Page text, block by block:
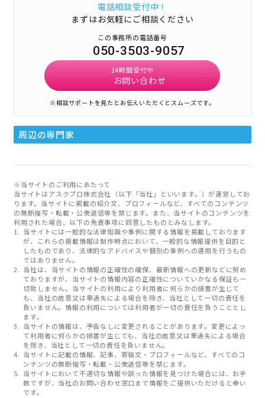
電話相談受付中！
まずはお気軽にご相談ください
この事務所の電話番号
050-3503-9057
24時間受付中
お問い合わせ
※相談サポートを見たとお伝えいただくとスムーズです。
周辺の専門家
※当サイトのご利用にあたって
当サイトはアスクプロ株式会社（以下「当社」といいます。）が運営してお
ります。当サイトに掲載の紹介文、プロフィールなど、すべてのコンテンツ
の無断複写・転載・公衆送信等を禁じます。また、当サイトのコンテンツを
利用された場合、以下の免責事項に同意したものとみなします。
当サイトには一般的な法律知識や事例に関する情報を掲載しております
が、これらの掲載情報は制作時点において、一般的な情報提供を目的と
したものであり、法律的なアドバイスや個別の事例への適用を行うもの
ではありません。
当社は、当サイトの情報の正確性の確保、最新情報への更新などに努め
ておりますが、当サイトの情報内容の正確性についていかなる保証も一
切致しません。当サイトの利用により利用者に何らかの損害が生じて
も、当社の故意又は重過失による場合を除き、当社として一切の責任を
負いません。情報の利用については利用者が一切の責任を負うこととし
ます。
当サイトの情報は、予告なしに変更されることがあります。変更によっ
て利用者に何らかの損害が生じても、当社の故意又は重過失による場合
を除き、当社として一切の責任を負いません。
当サイトに記載の情報、記事、寄稿文・プロフィールなど、すべてのコ
ンテンツの無断複写・転載・公衆送信等を禁じます。
当サイトにおいて不適切な情報や誤った情報を見つけた場合には、お手
数ですが、当社のお問い合わせ窓口まで情報をご提供いただけると幸い
です。